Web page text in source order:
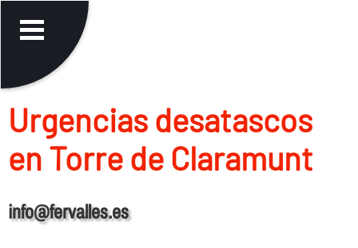
Urgencias desatascos
en Torre de Claramunt
info@fervalles.es